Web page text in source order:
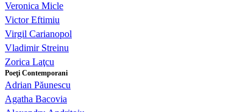
Veronica Micle
Victor Eftimiu
Virgil Carianopol
Vladimir Streinu
Zorica Laţcu
Poeţi Contemporani
Adrian Păunescu
Agatha Bacovia